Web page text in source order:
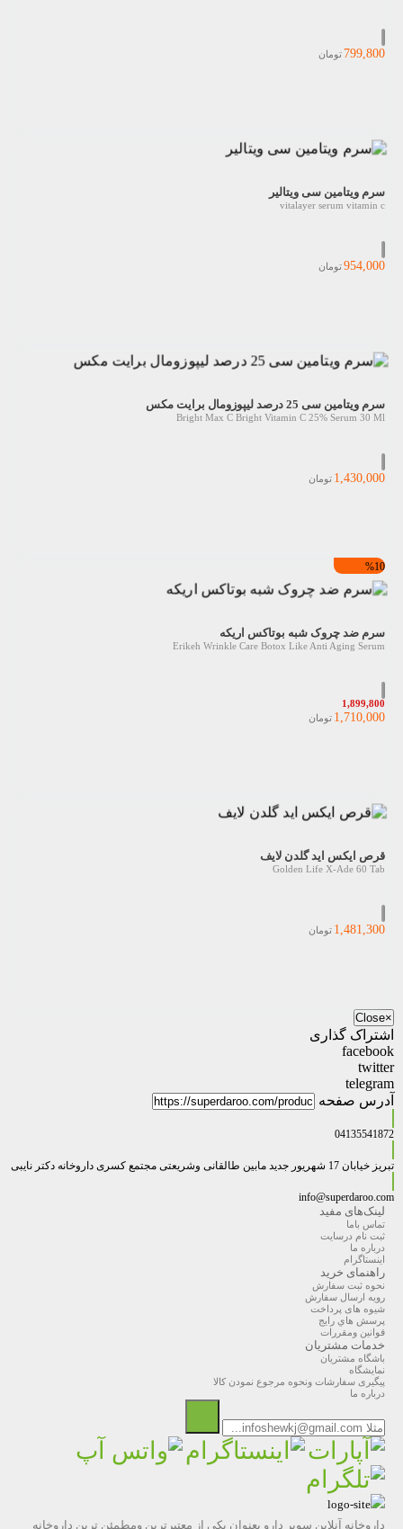
799,800 تومان
سرم ویتامین سی ویتالیر
vitalayer serum vitamin c
954,000تومان
سرم ویتامین سی 25 درصد لیپوزومال برایت مکس
Bright Max C Bright Vitamin C 25% Serum 30 Ml
1,430,000 تومان
%10
سرم ضد چروک شبه بوتاکس اریکه
Erikeh Wrinkle Care Botox Like Anti Aging Serum
1,899,800
1,710,000 تومان
قرص ایکس اید گلدن لایف
Golden Life X-Ade 60 Tab
1,481,300 تومان
×
Close
اشتراک گذاری
facebook
twitter
telegram
آدرس صفحه
04135541872
تبریز خیابان 17 شهریور جدید مابین طالقانی وشریعتی مجتمع کسری داروخانه دکتر نایبی
info@superdaroo.com
لینک‌های مفید
تماس باما
ثبت نام درسایت
درباره ما
اینستاگرام
راهنمای خرید
نحوه ثبت سفارش
رویه ارسال سفارش
شیوه های پرداخت
پرسش هاي رايج
قوانین ومقررات
خدمات مشتریان
باشگاه مشتریان
نمایشگاه
پیگیری سفارشات ونحوه مرجوع نمودن کالا
درباره ما
داروخانه آنلاین سوپر دارو بعنوان یکی از معتبرترین ومطمئن ترین داروخانه